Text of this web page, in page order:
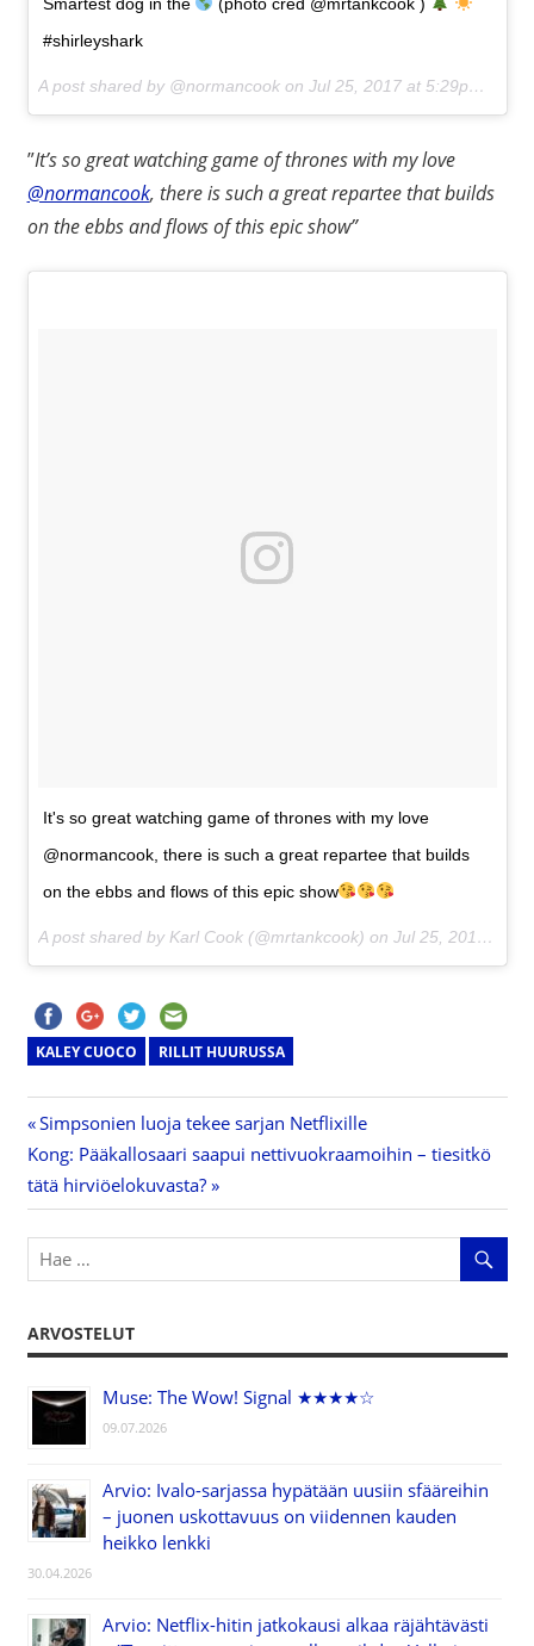
#shirleyshark
A post shared by @normancook on Jul 25, 2017 at 5:29pm PDT
”It’s so great watching game of thrones with my love
@normancook, there is such a great repartee that builds
on the ebbs and flows of this epic show”
It's so great watching game of thrones with my love
@normancook, there is such a great repartee that builds
on the ebbs and flows of this epic show
A post shared by Karl Cook (@mrtankcook) on Jul 25, 2017 at 9:06pm PDT
KALEY CUOCO RILLIT HUURUSSA
Artikkelien
selaus
Previous
Post:
Simpsonien luoja tekee sarjan Netflixille
Next
Post:
Kong: Pääkallosaari saapui nettivuokraamoihin – tiesitkö
tätä hirviöelokuvasta?
ARVOSTELUT
Muse: The Wow! Signal ★★★★☆
09.07.2026
Arvio: Ivalo-sarjassa hypätään uusiin sfääreihin
– juonen uskottavuus on viidennen kauden
heikko lenkki
30.04.2026
Arvio: Netflix-hitin jatkokausi alkaa räjähtävästi